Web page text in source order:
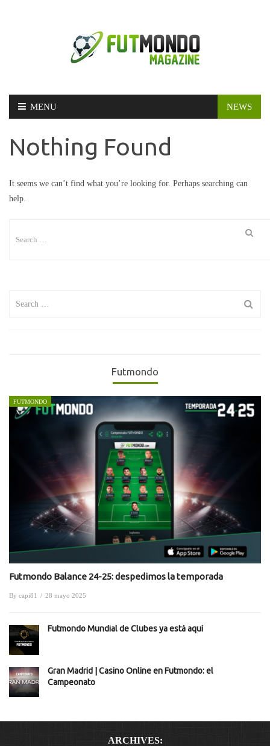
Skip
MENU NEWS
Nothing Found
It seems we can’t find what you’re looking for. Perhaps searching can
help.
for:
Futmondo
FUTMONDO
Futmondo Balance 24-25: despedimos la temporada
By capi81 / 28 mayo 2025
Futmondo Mundial de Clubes ya está aquí
Gran Madrid | Casino Online en Futmondo: el
Campeonato
ARCHIVES: